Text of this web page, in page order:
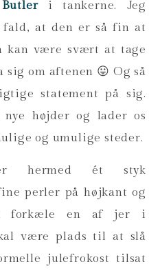
i tankerne. Jeg
at den er så fin at
kan være svært at tage
om aftenen 😛 Og så
statement på sig.
højder og lader os
og umulige steder.
hermed ét styk
perler på højkant og
forkæle en af jer i
være plads til at slå
julefrokost tilsat